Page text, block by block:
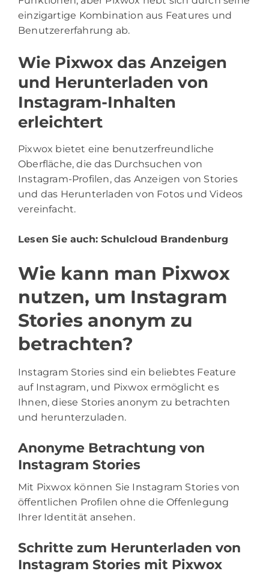
einzigartige Kombination aus Features und
Benutzererfahrung ab.
Wie Pixwox das Anzeigen
und Herunterladen von
Instagram-Inhalten
erleichtert
Pixwox bietet eine benutzerfreundliche
Oberfläche, die das Durchsuchen von
Instagram-Profilen, das Anzeigen von Stories
und das Herunterladen von Fotos und Videos
vereinfacht.
Lesen Sie auch:Schulcloud Brandenburg
Wie kann man Pixwox
nutzen, um Instagram
Stories anonym zu
betrachten?
Instagram Stories sind ein beliebtes Feature
auf Instagram, und Pixwox ermöglicht es
Ihnen, diese Stories anonym zu betrachten
und herunterzuladen.
Anonyme Betrachtung von
Instagram Stories
Mit Pixwox können Sie Instagram Stories von
öffentlichen Profilen ohne die Offenlegung
Ihrer Identität ansehen.
Schritte zum Herunterladen von
Instagram Stories mit Pixwox